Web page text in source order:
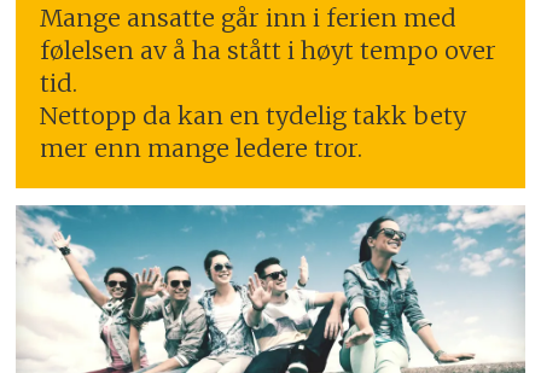
Mange ansatte går inn i ferien med
følelsen av å ha stått i høyt tempo over
tid.
Nettopp da kan en tydelig takk bety
mer enn mange ledere tror.